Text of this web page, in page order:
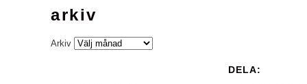
DELA:
arkiv
Arkiv